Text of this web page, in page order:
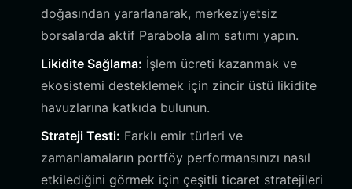
doğasından yararlanarak, merkeziyetsiz
borsalarda aktif Parabola alım satımı yapın.
Likidite Sağlama: İşlem ücreti kazanmak ve
ekosistemi desteklemek için zincir üstü likidite
havuzlarına katkıda bulunun.
Strateji Testi: Farklı emir türleri ve
zamanlamaların portföy performansınızı nasıl
etkilediğini görmek için çeşitli ticaret stratejileri